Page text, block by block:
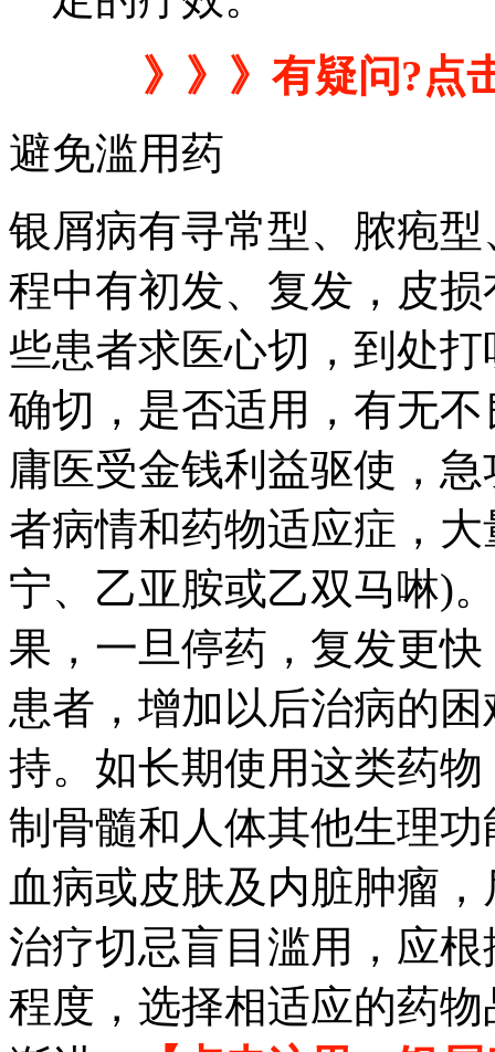
》》》有疑问?点
避免滥用药
银屑病有寻常型、脓疱
程中有初发、复发，皮
些患者求医心切，到处
确切，是否适用，有无
庸医受金钱利益驱使，
者病情和药物适应症，
宁、乙亚胺或乙双马啉)
果，一旦停药，复发更
患者，增加以后治病的
持。如长期使用这类药
制骨髓和人体其他生理
血病或皮肤及内脏肿瘤
治疗切忌盲目滥用，应
程度，选择相适应的药